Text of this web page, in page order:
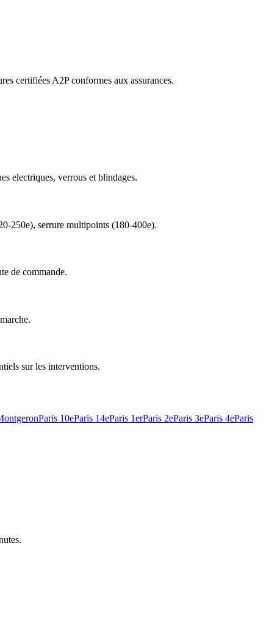
certifiées A2P conformes aux assurances.
electriques, verrous et blindages.
250e), serrure multipoints (180-400e).
de commande.
sur les interventions.
Paris 10eParis 14eParis 1erParis 2eParis 3eParis 4eParis
.